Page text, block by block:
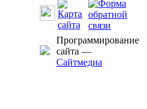
Программирование
сайта —
Сайтмедиа